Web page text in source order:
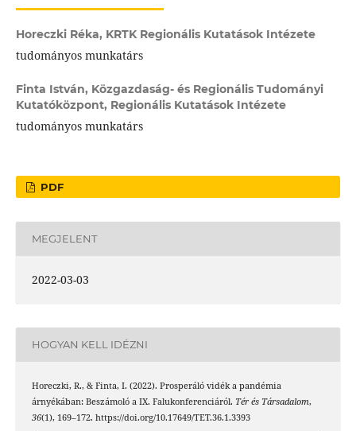
Horeczki Réka, KRTK Regionális Kutatások Intézete
tudományos munkatárs
Finta István, Közgazdaság- és Regionális Tudományi
Kutatóközpont, Regionális Kutatások Intézete
tudományos munkatárs
PDF
MEGJELENT
2022-03-03
HOGYAN KELL IDÉZNI
Horeczki, R., & Finta, I. (2022). Prosperáló vidék a pandémia
árnyékában: Beszámoló a IX. Falukonferenciáról. Tér és Társadalom,
36(1), 169–172. https://doi.org/10.17649/TET.36.1.3393